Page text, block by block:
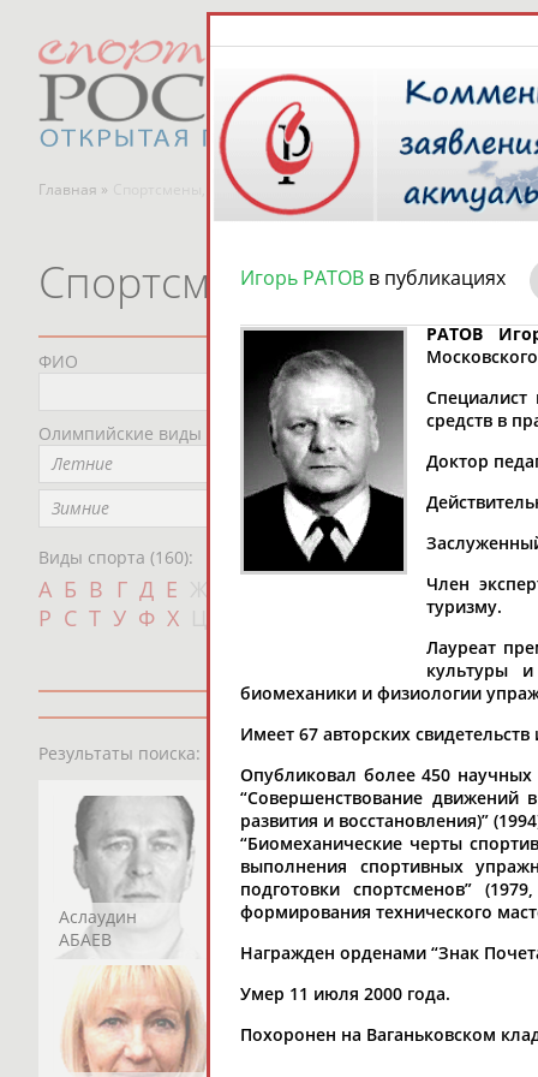
Главная » Спортсмены, тренеры и специалисты
Спортсмены, тренеры
ФИО
Олимпийские виды спорта
Летние
Зимние
Виды спорта (160):
А Б В Г Д Е
П
Р С Т У Ф Х
Не
Не
с
Результаты поиска: 13181 персон
Аслаудин
АБАЕВ
Елена
Мария
Игорь РАТОВ в публикациях
РАТОВ
средств в
Доктор
Член
туризму.
Лауреат
культуры
биомеханики и физиологии
Имеет 67 авторских
Опубликовал более 450 научных
“Совершенствование движений
развития и восстановления)”
“Биомеханические черты
выполнения спортивных
подготовки спортсменов”
формирования технического
Награжден орденами “Знак
Умер 11 июля 2000 года.
Похоронен на Ваганьковском